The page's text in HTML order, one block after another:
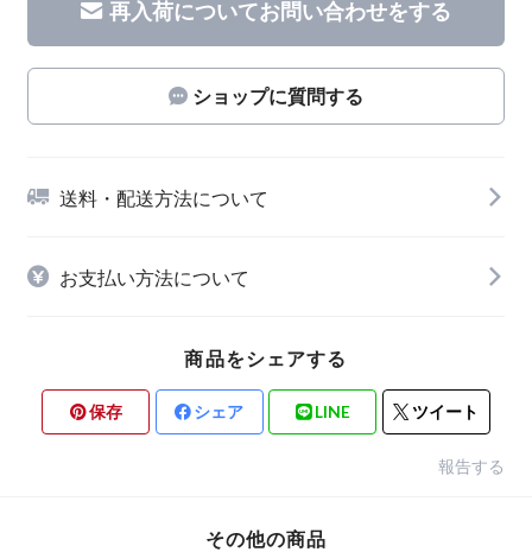
再入荷についてお問い合わせをする
ショップに質問する
送料・配送方法について
お支払い方法について
商品をシェアする
保存 シェア LINE ツイート
報告する
その他の商品